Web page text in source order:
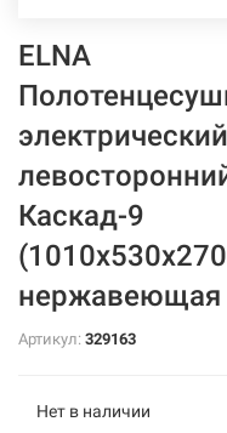
ELNA
электрический
Каскад-9
нержавеющая
Артикул: 329163
Нет в наличии